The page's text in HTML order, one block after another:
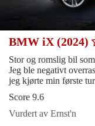
BMW iX (2024)
Stor og romslig bil
Jeg ble negativt
jeg kjørte min første
Score 9.6
Vurdert av Ernst'n